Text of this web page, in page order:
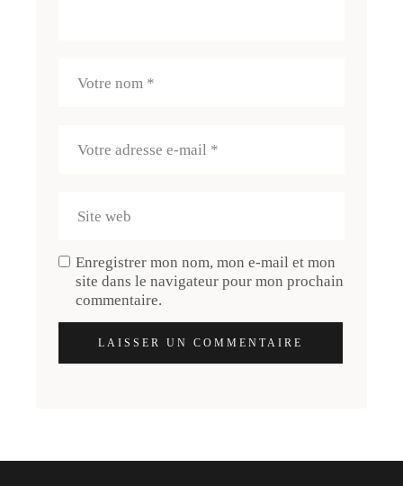
Enregistrer mon nom, mon e-mail et mon
site dans le navigateur pour mon prochain
commentaire.
LAISSER UN COMMENTAIRE